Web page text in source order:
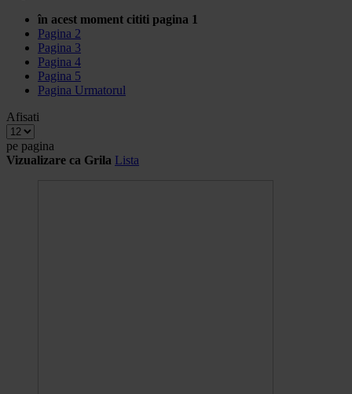
în acest moment cititi pagina 1
Pagina 2
Pagina 3
Pagina 4
Pagina 5
Pagina Urmatorul
Afisati
pe pagina
Vizualizare ca Grila Lista